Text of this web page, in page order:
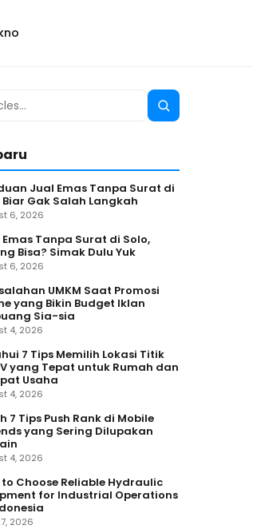
Search
Jual Emas Tanpa Surat di
Biar Gak Salah Langkah
6, 2026
Tanpa Surat di Solo,
Bisa? Simak Dulu Yuk
6, 2026
UMKM Saat Promosi
yang Bikin Budget Iklan
Sia-sia
4, 2026
7 Tips Memilih Lokasi Titik
yang Tepat untuk Rumah dan
Usaha
4, 2026
7 Tips Push Rank di Mobile
yang Sering Dilupakan
4, 2026
to Choose Reliable Hydraulic
for Industrial Operations
2026